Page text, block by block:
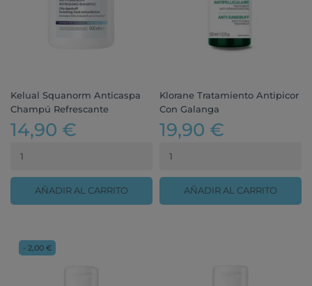
Kelual Squanorm Anticaspa
Champú Refrescante
14,90 €
AÑADIR AL CARRITO
Klorane Tratamiento Antipicor
Con Galanga
19,90 €
AÑADIR AL CARRITO
- 2,00 €